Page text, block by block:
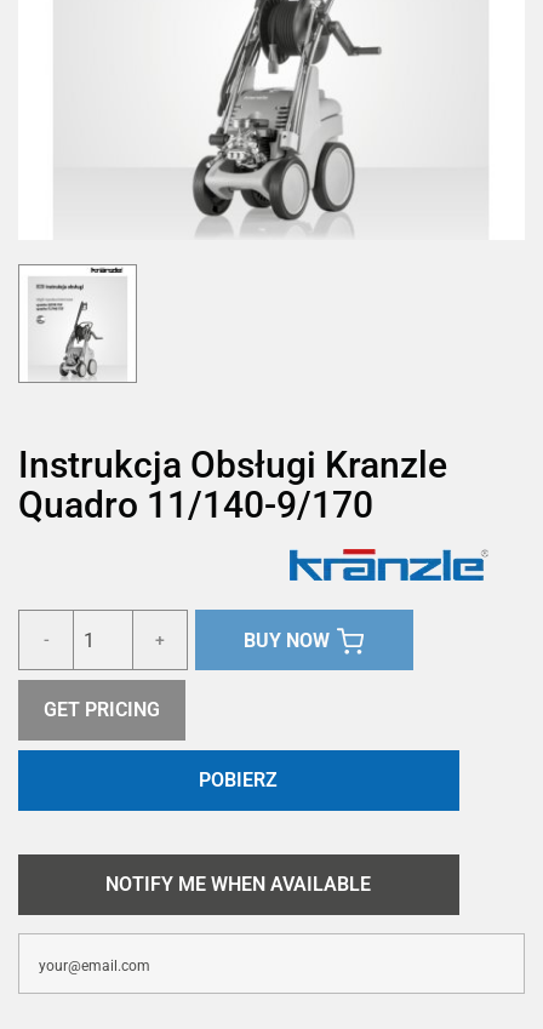
Instrukcja Obsługi Kranzle
Quadro 11/140-9/170
- + BUY NOW
GET PRICING
POBIERZ
NOTIFY ME WHEN AVAILABLE